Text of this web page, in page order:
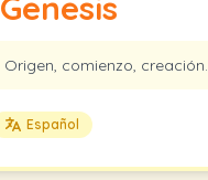
Origen, comienzo, creación.
Español